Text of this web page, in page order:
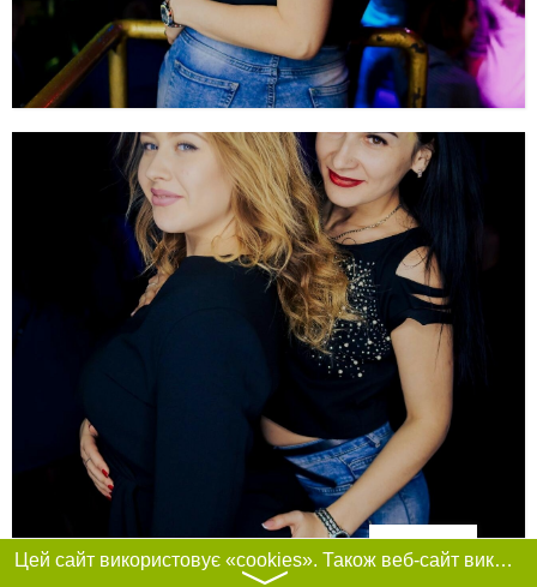
Фільтри
Цей сайт використовує «cookies». Також веб-сайт використовує інтернет-сервіс для збору технічних даних стосовно відвідувачів з метою отримання маркетингової та статистичної інформації. Умови обробки даних відвідувачів сайту див.
〉